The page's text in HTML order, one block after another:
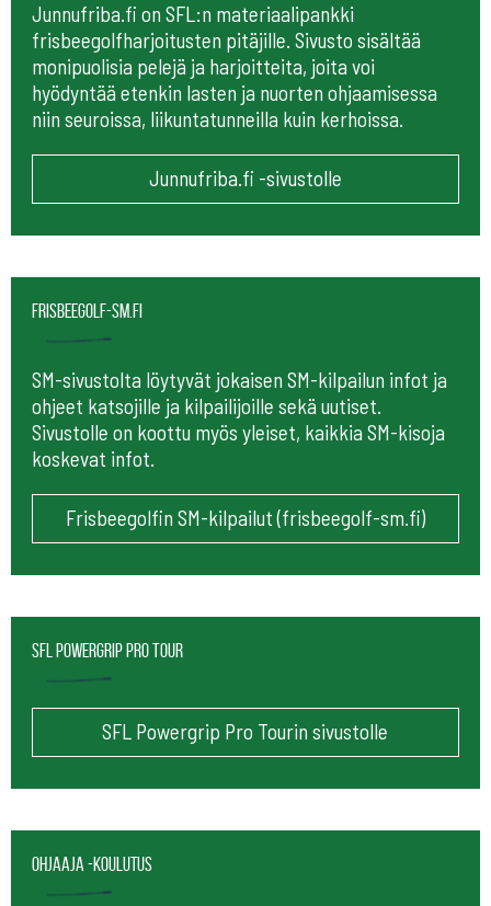
Junnufriba.fi on SFL:n materiaalipankki
frisbeegolfharjoitusten pitäjille. Sivusto sisältää
monipuolisia pelejä ja harjoitteita, joita voi
hyödyntää etenkin lasten ja nuorten ohjaamisessa
niin seuroissa, liikuntatunneilla kuin kerhoissa.
Junnufriba.fi -sivustolle
frisbeegolf-sm.fi
SM-sivustolta löytyvät jokaisen SM-kilpailun infot ja
ohjeet katsojille ja kilpailijoille sekä uutiset.
Sivustolle on koottu myös yleiset, kaikkia SM-kisoja
koskevat infot.
Frisbeegolfin SM-kilpailut (frisbeegolf-sm.fi)
SFL Powergrip Pro Tour
SFL Powergrip Pro Tourin sivustolle
Ohjaaja -koulutus